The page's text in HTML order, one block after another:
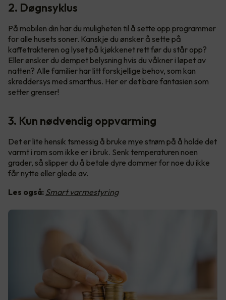
2. Døgnsyklus
På mobilen din har du muligheten til å sette opp programmer
for alle husets soner. Kanskje du ønsker å sette på
kaffetrakteren og lyset på kjøkkenet rett før du står opp?
Eller ønsker du dempet belysning hvis du våkner i løpet av
natten? Alle familier har litt forskjellige behov, som kan
skreddersys med smarthus. Her er det bare fantasien som
setter grenser!
3. Kun nødvendig oppvarming
Det er lite hensik tsmessig å bruke mye strøm på å holde det
varmt i rom som ikke er i bruk. Senk temperaturen noen
grader, så slipper du å betale dyre dommer for noe du ikke
får nytte eller glede av.
Les også: Smart varmestyring